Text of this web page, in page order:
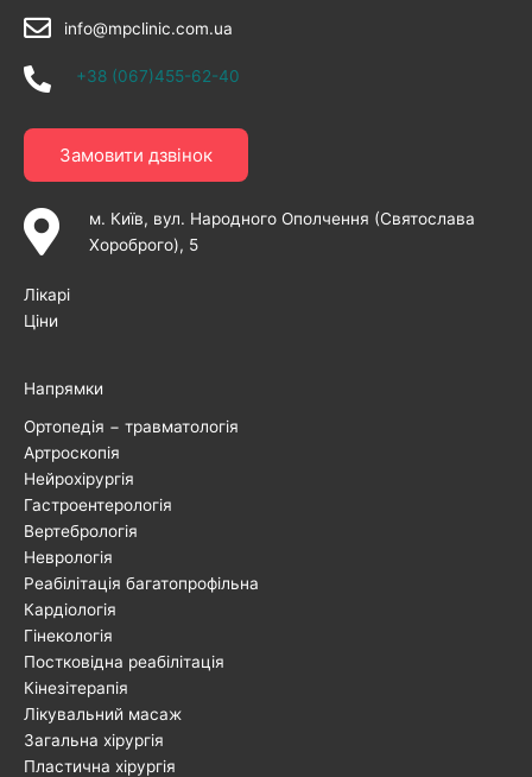
info@mpclinic.com.ua
+38 (067)455-62-40
Замовити дзвінок
м. Київ, вул. Народного Ополчення (Святослава
Хороброго), 5
Лікарі
Ціни
Напрямки
Ортопедія − травматологія
Артроскопія
Нейрохірургія
Гастроентерологія
Вертебрологія
Неврологія
Реабілітація багатопрофільна
Кардіологія
Гінекологія
Постковідна реабілітація
Кінезітерапія
Лікувальний масаж
Загальна хірургія
Пластична хірургія